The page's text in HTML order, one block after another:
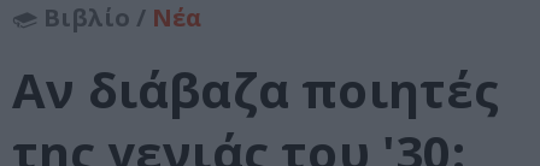
Βιβλίο / Νέα
Αν διάβαζα ποιητές
της γενιάς του '30: